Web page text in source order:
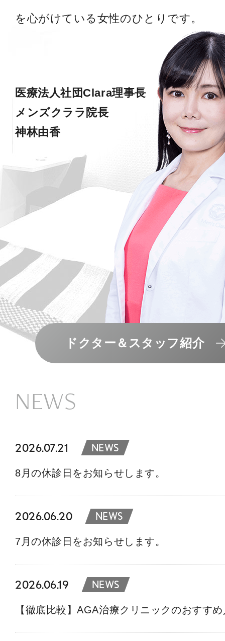
を心がけている女性のひとりです。
医療法人社団Clara理事長
メンズクララ院長
神林由香
ドクター＆スタッフ紹介
NEWS
2026.07.21 NEWS
8月の休診日をお知らせします。
2026.06.20 NEWS
7月の休診日をお知らせします。
2026.06.19 NEWS
【徹底比較】AGA治療クリニックのおすす